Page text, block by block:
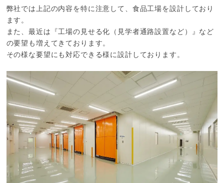
弊社では上記の内容を特に注意して、食品工場を設計しており
ます。
また、最近は『工場の見せる化（見学者通路設置など）』など
の要望も増えてきております。
その様な要望にも対応できる様に設計しております。